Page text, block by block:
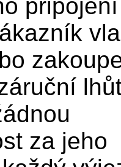
připojení
za jeho